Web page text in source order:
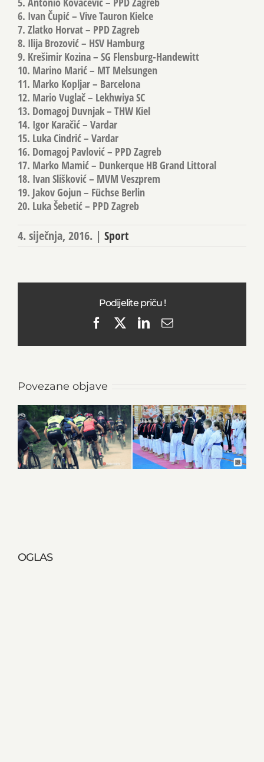
6. Ivan Čupić – Vive Tauron Kielce
7. Zlatko Horvat – PPD Zagreb
8. Ilija Brozović – HSV Hamburg
9. Krešimir Kozina – SG Flensburg-Handewitt
10. Marino Marić – MT Melsungen
11. Marko Kopljar – Barcelona
12. Mario Vuglač – Lekhwiya SC
13. Domagoj Duvnjak – THW Kiel
14. Igor Karačić – Vardar
15. Luka Cindrić – Vardar
16. Domagoj Pavlović – PPD Zagreb
17. Marko Mamić – Dunkerque HB Grand Littoral
18. Ivan Slišković – MVM Veszprem
19. Jakov Gojun – Füchse Berlin
20. Luka Šebetić – PPD Zagreb
4. siječnja, 2016. | Sport
Podijelite priču !
FacebookLinkedIn
Email
Povezane objave